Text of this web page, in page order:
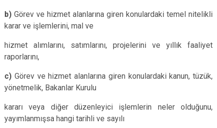
b) Görev ve hizmet alanlarına giren konulardaki temel nitelikli
karar ve işlemlerini, mal ve
hizmet alımlarını, satımlarını, projelerini ve yıllık faaliyet
raporlarını,
c) Görev ve hizmet alanlarına giren konulardaki kanun, tüzük,
yönetmelik, Bakanlar Kurulu
kararı veya diğer düzenleyici işlemlerin neler olduğunu,
yayımlanmışsa hangi tarihli ve sayılı